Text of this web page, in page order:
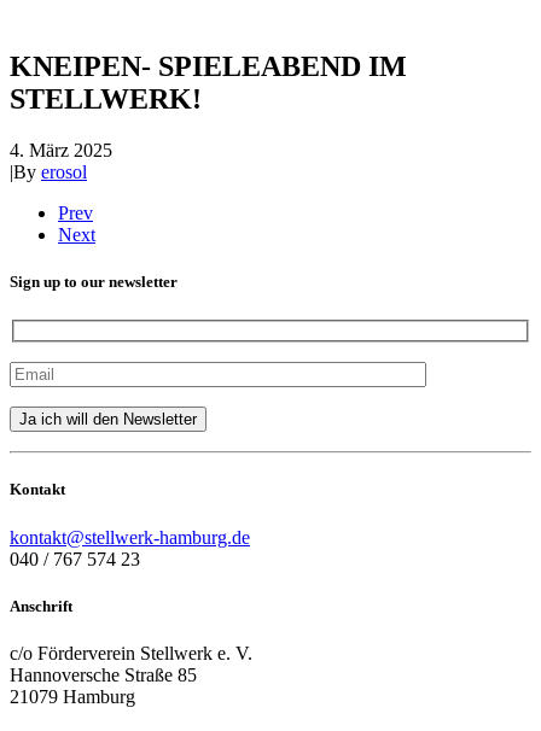
KNEIPEN- SPIELEABEND IM
STELLWERK!
4. März 2025
|By erosol
Prev
Next
Sign up to our newsletter
Kontakt
kontakt@stellwerk-hamburg.de
040 / 767 574 23
Anschrift
c/o Förderverein Stellwerk e. V.
Hannoversche Straße 85
21079 Hamburg